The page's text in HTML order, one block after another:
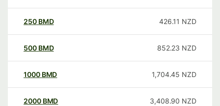
250 BMD 426.11 NZD
500 BMD 852.23 NZD
1000 BMD 1,704.45 NZD
2000 BMD 3,408.90 NZD